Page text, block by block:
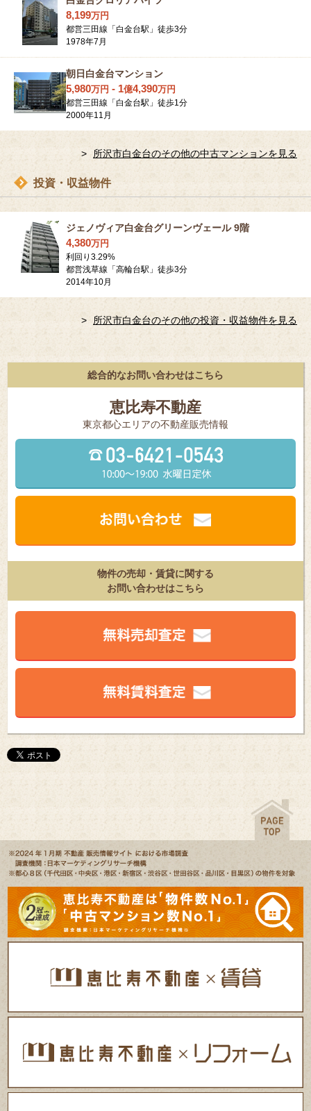
8,199万円
都営三田線「白金台駅」徒歩3分
1978年7月
朝日白金台マンション
5,980万円 - 1億4,390万円
都営三田線「白金台駅」徒歩1分
2000年11月
所沢市白金台のその他の中古マンションを見る
投資・収益物件
ジェノヴィア白金台グリーンヴェール 9階
4,380万円
利回り 3.29%
都営浅草線「高輪台駅」徒歩3分
2014年10月
所沢市白金台のその他の投資・収益物件を見る
総合的なお問い合わせはこちら
恵比寿不動産
東京都⼼エリアの不動産販売情報
物件の売却・賃貸に関する
お問い合わせはこちら